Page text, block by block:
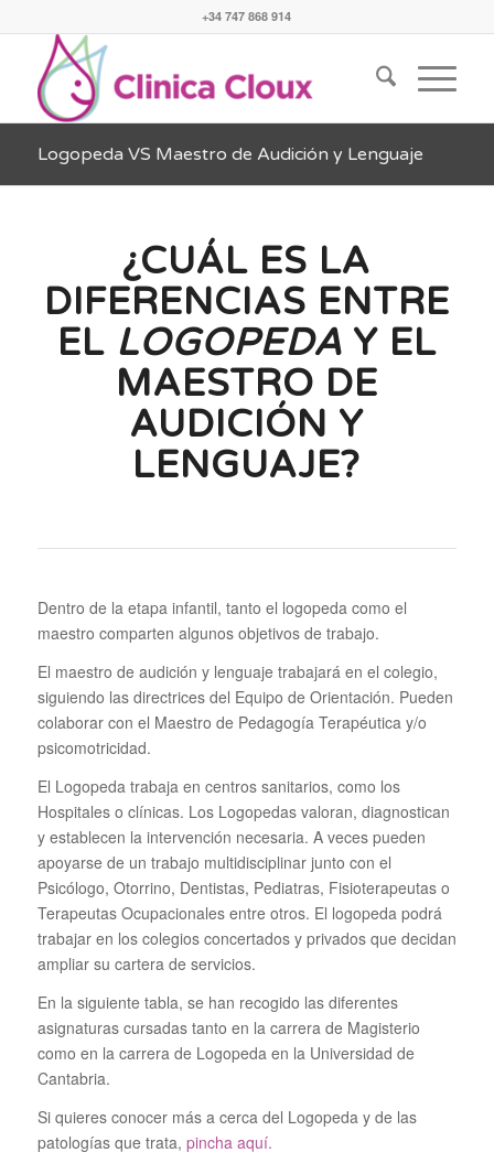
+34 747 868 914
Logopeda VS Maestro de Audición y Lenguaje
¿CUÁL ES LA
DIFERENCIAS ENTRE
EL LOGOPEDAY EL
MAESTRO DE
AUDICIÓN Y
LENGUAJE?
Dentro de la etapa infantil, tanto el logopeda como el
maestro comparten algunos objetivos de trabajo.
El maestro de audición y lenguaje trabajará en el colegio,
siguiendo las directrices del Equipo de Orientación. Pueden
colaborar con el Maestro de Pedagogía Terapéutica y/o
psicomotricidad.
El Logopeda trabaja en centros sanitarios, como los
Hospitales o clínicas. Los Logopedas valoran, diagnostican
y establecen la intervención necesaria. A veces pueden
apoyarse de un trabajo multidisciplinar junto con el
Psicólogo, Otorrino, Dentistas, Pediatras, Fisioterapeutas o
Terapeutas Ocupacionales entre otros. El logopeda podrá
trabajar en los colegios concertados y privados que decidan
ampliar su cartera de servicios.
En la siguiente tabla, se han recogido las diferentes
asignaturas cursadas tanto en la carrera de Magisterio
como en la carrera de Logopeda en la Universidad de
Cantabria.
Si quieres conocer más a cerca del Logopeda y de las
patologías que trata, pincha aquí.